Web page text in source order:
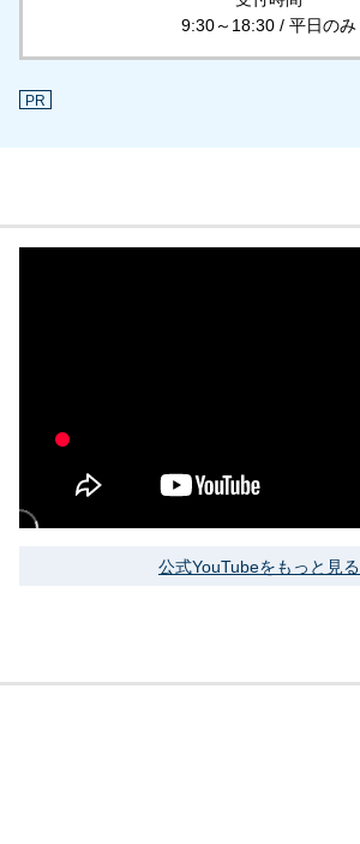
9:30～18:30 / 平日のみ
PR
公式YouTubeをもっと見る